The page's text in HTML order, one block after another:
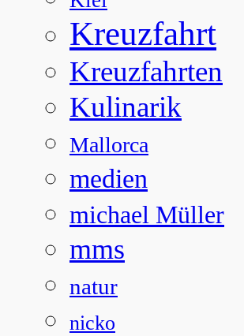
Kreuzfahrt
Kreuzfahrten
Kulinarik
Mallorca
medien
michael Müller
mms
natur
nicko